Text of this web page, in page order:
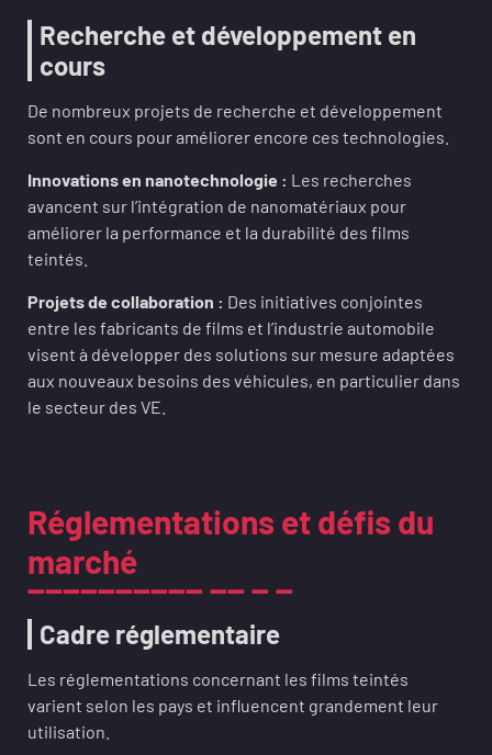
Recherche et développement en
cours
De nombreux projets de recherche et développement
sont en cours pour améliorer encore ces technologies.
Innovations en nanotechnologie : Les recherches
avancent sur l’intégration de nanomatériaux pour
améliorer la performance et la durabilité des films
teintés.
Projets de collaboration : Des initiatives conjointes
entre les fabricants de films et l’industrie automobile
visent à développer des solutions sur mesure adaptées
aux nouveaux besoins des véhicules, en particulier dans
le secteur des VE.
Réglementations et défis du
marché
Cadre réglementaire
Les réglementations concernant les films teintés
varient selon les pays et influencent grandement leur
utilisation.